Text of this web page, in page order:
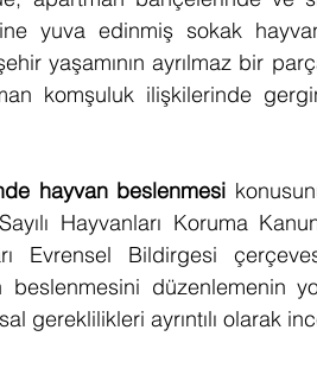
yuva edinmiş sokak
yaşamının ayrılmaz bir
komşuluk ilişkilerinde
hayvan beslenmesi
Hayvanları Koruma
Evrensel Bildirgesi
düzenlemenin
gereklilikleri ayrıntılı olarak